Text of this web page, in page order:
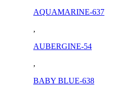
AQUAMARINE-637
,
AUBERGINE-54
,
BABY BLUE-638